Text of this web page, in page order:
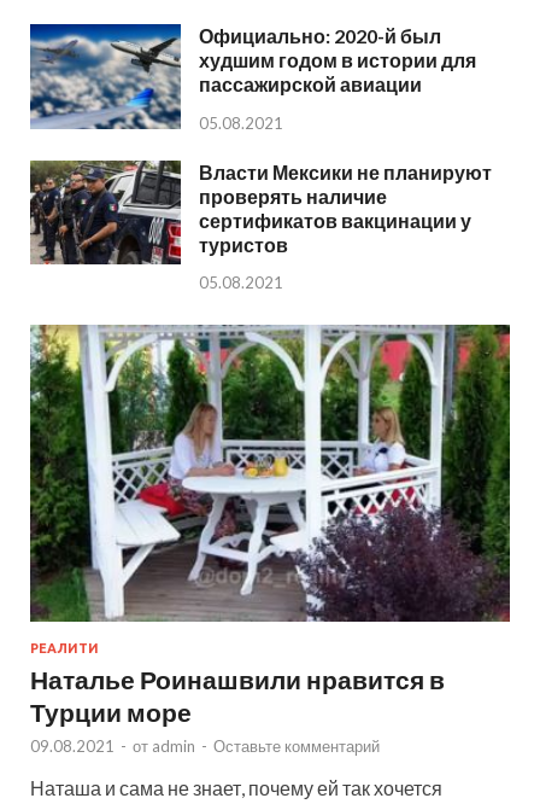
Официально: 2020-й был
худшим годом в истории для
пассажирской авиации
05.08.2021
Власти Мексики не планируют
проверять наличие
сертификатов вакцинации у
туристов
05.08.2021
РЕАЛИТИ
Наталье Роинашвили нравится в
Турции море
09.08.2021 - от admin - Оставьте комментарий
Наташа и сама не знает, почему ей так хочется